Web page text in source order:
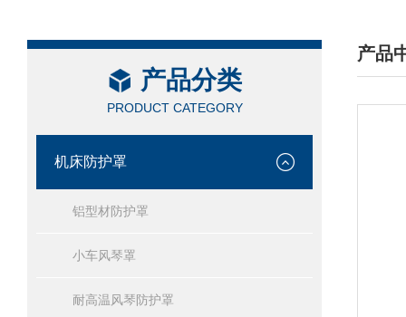
产品分类
PRODUCT CATEGORY
机床防护罩
铝型材防护罩
小车风琴罩
耐高温风琴防护罩
产品
/